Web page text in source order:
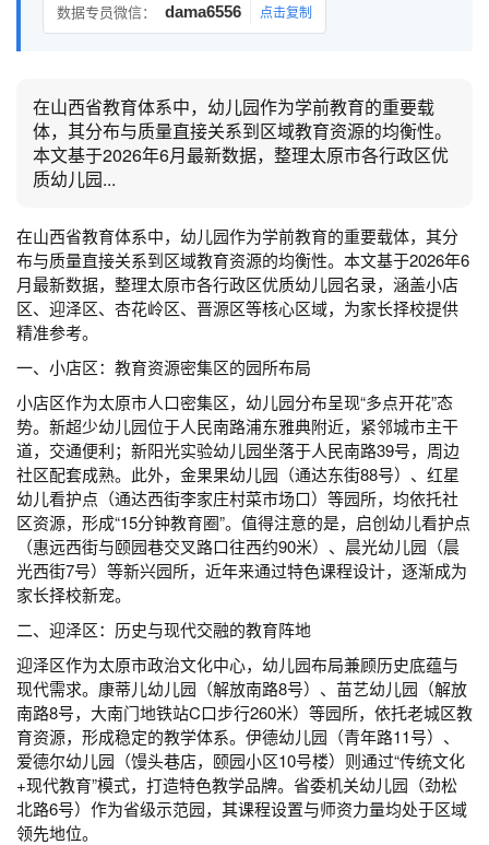
数据专员微信： dama6556 点击复制
在山西省教育体系中，幼儿园作为学前教育的重要载
体，其分布与质量直接关系到区域教育资源的均衡性。
本文基于2026年6月最新数据，整理太原市各行政区优
质幼儿园...
在山西省教育体系中，幼儿园作为学前教育的重要载体，其分
布与质量直接关系到区域教育资源的均衡性。本文基于2026年6
月最新数据，整理太原市各行政区优质幼儿园名录，涵盖小店
区、迎泽区、杏花岭区、晋源区等核心区域，为家长择校提供
精准参考。
一、小店区：教育资源密集区的园所布局
小店区作为太原市人口密集区，幼儿园分布呈现“多点开花”态
势。新超少幼儿园位于人民南路浦东雅典附近，紧邻城市主干
道，交通便利；新阳光实验幼儿园坐落于人民南路39号，周边
社区配套成熟。此外，金果果幼儿园（通达东街88号）、红星
幼儿看护点（通达西街李家庄村菜市场口）等园所，均依托社
区资源，形成“15分钟教育圈”。值得注意的是，启创幼儿看护点
（惠远西街与颐园巷交叉路口往西约90米）、晨光幼儿园（晨
光西街7号）等新兴园所，近年来通过特色课程设计，逐渐成为
家长择校新宠。
二、迎泽区：历史与现代交融的教育阵地
迎泽区作为太原市政治文化中心，幼儿园布局兼顾历史底蕴与
现代需求。康蒂儿幼儿园（解放南路8号）、苗艺幼儿园（解放
南路8号，大南门地铁站C口步行260米）等园所，依托老城区教
育资源，形成稳定的教学体系。伊德幼儿园（青年路11号）、
爱德尔幼儿园（馒头巷店，颐园小区10号楼）则通过“传统文化
+现代教育”模式，打造特色教学品牌。省委机关幼儿园（劲松
北路6号）作为省级示范园，其课程设置与师资力量均处于区域
领先地位。